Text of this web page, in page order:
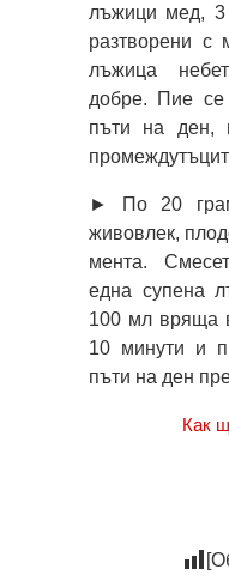
лъжици мед, 3
разтворени с
лъжица
добре. Пие
пъти на ден,
► По 20
живовлек,
мента.
една супена
100 мл вряща
10 минути и
пъти на ден
Как